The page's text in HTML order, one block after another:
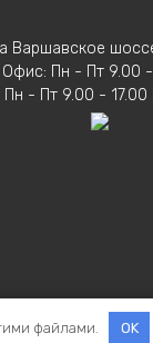
Варшавское
Офис: Пн - Пт 9.00
Пн - Пт 9.00 - 17.00
ВЕНТМАШ
файлами. OK